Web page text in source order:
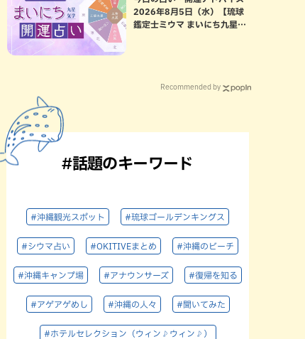
2026年8月5日（水）【琉球
鑑定士ミウマ まいにち九星気
Recommended by
#話題のキーワード
#沖縄観光スポット #琉球ゴールデンキングス
#シウマ占い #OKITIVEまとめ #沖縄のビーチ
#沖縄キャンプ場 #アナウンサーズ #復帰を知る
#アゲアゲめし #沖縄の人々 #聞いてみた
#ホテルセレクション（ウィン♪ウィン♪）